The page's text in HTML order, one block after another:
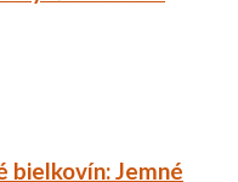
bielkovín: Jemné